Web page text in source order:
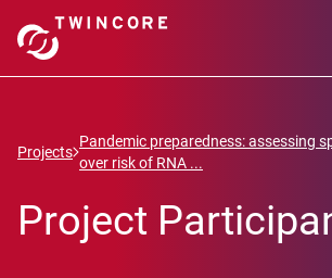
Projects
Pandemic preparedness: assessing
over risk of RNA ...
Project